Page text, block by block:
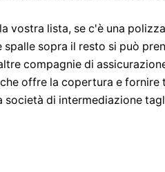
vostra lista, se c'è una
spalle sopra il resto si può
compagnie di
offre la copertura e fornire
società di intermediazione